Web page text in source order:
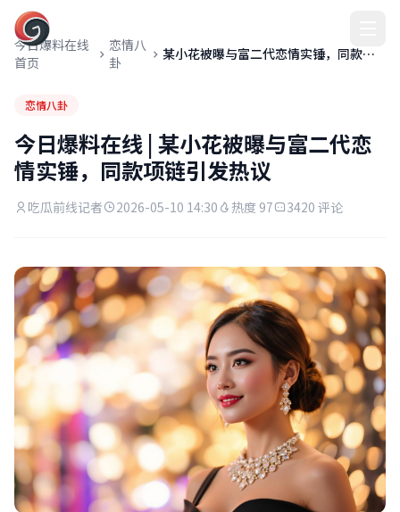
今日爆料在线
首页
恋情八
卦
某小花被曝与富二代恋情实锤，同款项
恋情八卦
今日爆料在线 | 某小花被曝与富二代恋
情实锤，同款项链引发热议
吃瓜前线记者 2026-05-10 14:30 热度 97 3420 评论